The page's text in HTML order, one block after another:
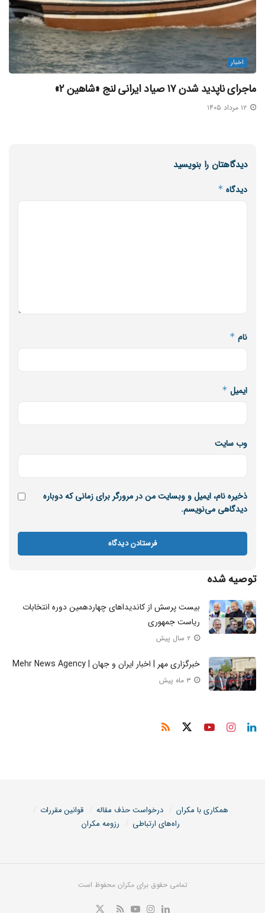
اخبار
ماجرای ناپدید شدن ۱۷ صیاد ایرانی لنج «شاهین ۲»
دیدگاهتان را بنویسید
دیدگاه *
نام *
ایمیل *
وب‌ سایت
ذخیره نام، ایمیل و وبسایت من در مرورگر برای زمانی که دوباره
دیدگاهی می‌نویسم.
توصیه شده
بیست پرسش از کاندیداهای چهاردهمین دوره انتخابات
ریاست جمهوری
خبرگزاری مهر | اخبار ایران و جهان | Mehr News Agency
همکاری با مکران درخواست حذف مقاله
قوانین مقررات
راه‌های ارتباطی
رزومه مکران
تمامی حقوق برای مکران محفوظ است